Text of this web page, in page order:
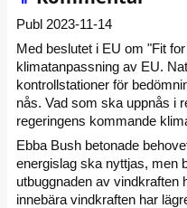
Publ 2023-11-14
Med beslutet i EU om "Fit
klimatanpassning av EU.
kontrollstationer för
nås. Vad som ska uppnås i
regeringens kommande
Ebba Bush betonade
energislag ska nyttjas, men
utbuggnaden av vindkraften
innebära vindkraften har